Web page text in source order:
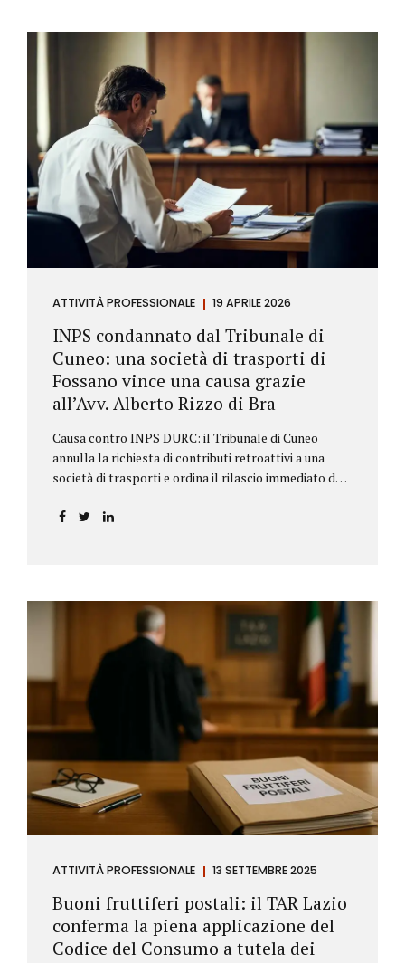
ATTIVITÀ PROFESSIONALE 19 APRILE 2026
INPS condannato dal Tribunale di
Cuneo: una società di trasporti di
Fossano vince una causa grazie
all’Avv. Alberto Rizzo di Bra
Causa contro INPS DURC: il Tribunale di Cuneo
annulla la richiesta di contributi retroattivi a una
società di trasporti e ordina il rilascio immediato del
ATTIVITÀ PROFESSIONALE 13 SETTEMBRE 2025
Buoni fruttiferi postali: il TAR Lazio
conferma la piena applicazione del
Codice del Consumo a tutela dei